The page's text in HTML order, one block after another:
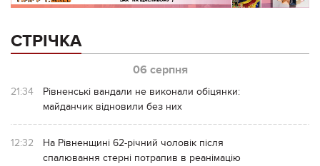
СТРІЧКА
06 серпня
21:34
Рівненські вандали не виконали обіцянки:
майданчик відновили без них
12:32
На Рівненщині 62-річний чоловік після
спалювання стерні потрапив в реанімацію